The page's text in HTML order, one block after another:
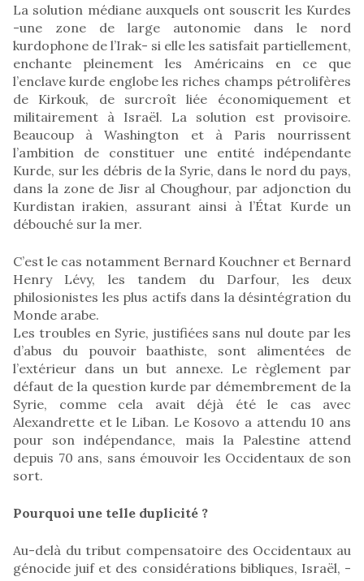
La solution médiane auxquels ont souscrit les Kurdes
-une zone de large autonomie dans le nord
kurdophone de l’Irak- si elle les satisfait partiellement,
enchante pleinement les Américains en ce que
l’enclave kurde englobe les riches champs pétrolifères
de Kirkouk, de surcroît liée économiquement et
militairement à Israël. La solution est provisoire.
Beaucoup à Washington et à Paris nourrissent
l’ambition de constituer une entité indépendante
Kurde, sur les débris de la Syrie, dans le nord du pays,
dans la zone de Jisr al Choughour, par adjonction du
Kurdistan irakien, assurant ainsi à l’État Kurde un
débouché sur la mer.
C’est le cas notamment Bernard Kouchner et Bernard
Henry Lévy, les tandem du Darfour, les deux
philosionistes les plus actifs dans la désintégration du
Monde arabe.
Les troubles en Syrie, justifiées sans nul doute par les
d’abus du pouvoir baathiste, sont alimentées de
l’extérieur dans un but annexe. Le règlement par
défaut de la question kurde par démembrement de la
Syrie, comme cela avait déjà été le cas avec
Alexandrette et le Liban. Le Kosovo a attendu 10 ans
pour son indépendance, mais la Palestine attend
depuis 70 ans, sans émouvoir les Occidentaux de son
sort.
Pourquoi une telle duplicité ?
Au-delà du tribut compensatoire des Occidentaux au
génocide juif et des considérations bibliques, Israël, -